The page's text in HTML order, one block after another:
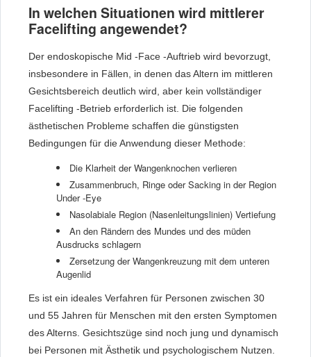
In welchen Situationen wird mittlerer
Facelifting angewendet?
Der endoskopische Mid -Face -Auftrieb wird bevorzugt,
insbesondere in Fällen, in denen das Altern im mittleren
Gesichtsbereich deutlich wird, aber kein vollständiger
Facelifting -Betrieb erforderlich ist. Die folgenden
ästhetischen Probleme schaffen die günstigsten
Bedingungen für die Anwendung dieser Methode:
Die Klarheit der Wangenknochen verlieren
Zusammenbruch, Ringe oder Sacking in der Region
Under -Eye
Nasolabiale Region (Nasenleitungslinien) Vertiefung
An den Rändern des Mundes und des müden
Ausdrucks schlagern
Zersetzung der Wangenkreuzung mit dem unteren
Augenlid
Es ist ein ideales Verfahren für Personen zwischen 30
und 55 Jahren für Menschen mit den ersten Symptomen
des Alterns. Gesichtszüge sind noch jung und dynamisch
bei Personen mit Ästhetik und psychologischem Nutzen.